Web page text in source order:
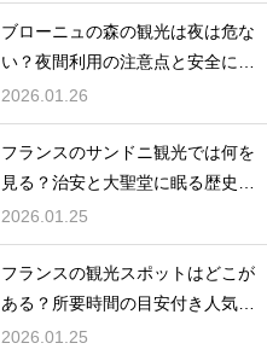
ブローニュの森の観光は夜は危な
い？夜間利用の注意点と安全に楽
しむ方法
2026.01.26
フランスのサンドニ観光では何を
見る？治安と大聖堂に眠る歴史を
紹介
2026.01.25
フランスの観光スポットはどこが
ある？所要時間の目安付き人気名
所リスト
2026.01.25